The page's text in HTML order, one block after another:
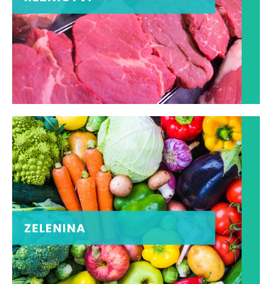
ŘEZNICTVÍ
Poctivý flák masa
ZOBRAZIT
ZPRACOVNA ZELENINY
Roste to, jí se to, chutná to